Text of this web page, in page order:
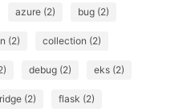
azure (2) bug (2)
(2) collection (2)
debug (2) eks (2)
(2) flask (2)